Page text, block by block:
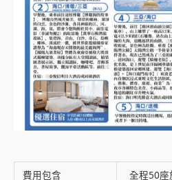
費用包含 全程50座